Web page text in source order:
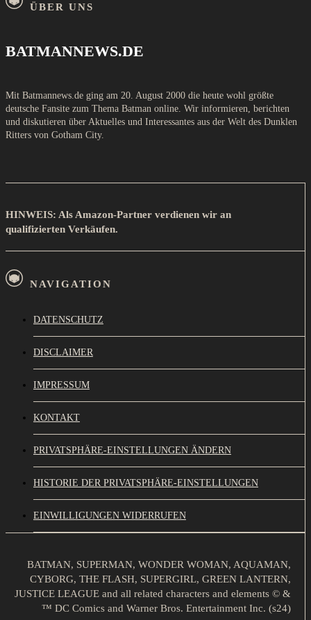
ÜBER UNS
BATMANNEWS.DE
Mit Batmannews.de ging am 20. August 2000 die heute wohl größte
deutsche Fansite zum Thema Batman online. Wir informieren, berichten
und diskutieren über Aktuelles und Interessantes aus der Welt des Dunklen
Ritters von Gotham City.
HINWEIS: Als Amazon-Partner verdienen wir an
qualifizierten Verkäufen.
NAVIGATION
DATENSCHUTZ
DISCLAIMER
IMPRESSUM
KONTAKT
PRIVATSPHÄRE-EINSTELLUNGEN ÄNDERN
HISTORIE DER PRIVATSPHÄRE-EINSTELLUNGEN
EINWILLIGUNGEN WIDERRUFEN
BATMAN, SUPERMAN, WONDER WOMAN, AQUAMAN,
CYBORG, THE FLASH, SUPERGIRL, GREEN LANTERN,
JUSTICE LEAGUE and all related characters and elements © &
™ DC Comics and Warner Bros. Entertainment Inc. (s24)